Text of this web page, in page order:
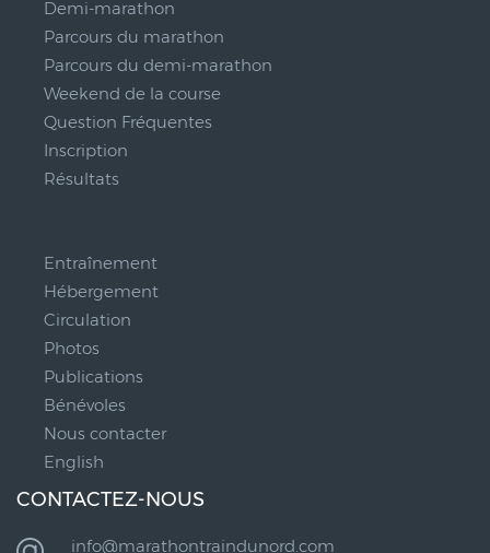
Demi-marathon
Parcours du marathon
Parcours du demi-marathon
Weekend de la course
Question Fréquentes
Inscription
Résultats
Entraînement
Hébergement
Circulation
Photos
Publications
Bénévoles
Nous contacter
English
CONTACTEZ-NOUS
info@marathontraindunord.com